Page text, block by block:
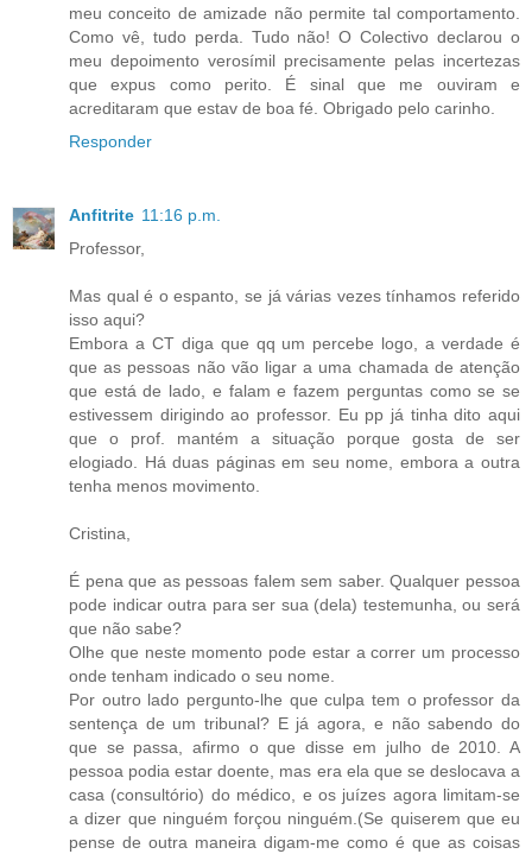
meu conceito de amizade não permite tal comportamento.
Como vê, tudo perda. Tudo não! O Colectivo declarou o
meu depoimento verosímil precisamente pelas incertezas
que expus como perito. É sinal que me ouviram e
acreditaram que estav de boa fé. Obrigado pelo carinho.
Responder
Anfitrite 11:16 p.m.
Professor,
Mas qual é o espanto, se já várias vezes tínhamos referido
isso aqui?
Embora a CT diga que qq um percebe logo, a verdade é
que as pessoas não vão ligar a uma chamada de atenção
que está de lado, e falam e fazem perguntas como se se
estivessem dirigindo ao professor. Eu pp já tinha dito aqui
que o prof. mantém a situação porque gosta de ser
elogiado. Há duas páginas em seu nome, embora a outra
tenha menos movimento.
Cristina,
É pena que as pessoas falem sem saber. Qualquer pessoa
pode indicar outra para ser sua (dela) testemunha, ou será
que não sabe?
Olhe que neste momento pode estar a correr um processo
onde tenham indicado o seu nome.
Por outro lado pergunto-lhe que culpa tem o professor da
sentença de um tribunal? E já agora, e não sabendo do
que se passa, afirmo o que disse em julho de 2010. A
pessoa podia estar doente, mas era ela que se deslocava a
casa (consultório) do médico, e os juízes agora limitam-se
a dizer que ninguém forçou ninguém.(Se quiserem que eu
pense de outra maneira digam-me como é que as coisas